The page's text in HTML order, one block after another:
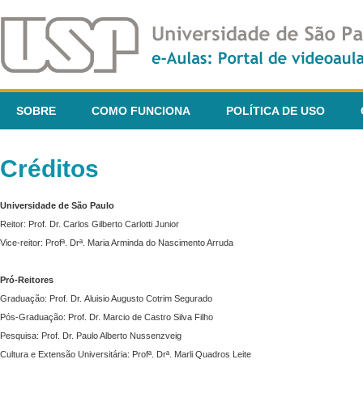
SOBRE COMO FUNCIONA POLÍTICA DE USO
Créditos
Universidade de São Paulo
Reitor: Prof. Dr. Carlos Gilberto Carlotti Junior
Vice-reitor: Profª. Drª. Maria Arminda do Nascimento Arruda
Pró-Reitores
Graduação: Prof. Dr. Aluisio Augusto Cotrim Segurado
Pós-Graduação: Prof. Dr. Marcio de Castro Silva Filho
Pesquisa: Prof. Dr. Paulo Alberto Nussenzveig
Cultura e Extensão Universitária: Profª. Drª. Marli Quadros Leite